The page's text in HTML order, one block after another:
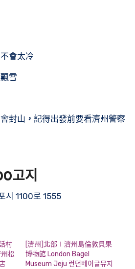
會太冷
雪
封山 ， 記得出發前要看濟州警察
고지
시 1100로 1555
松
[濟州]北部∣濟州島倫敦貝果
博物館 London Bagel
Museum Jeju 런던베이글뮤지